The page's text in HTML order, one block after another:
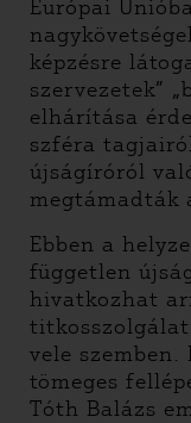
Európai
képzésre
szervezetek”
elhárítása
szféra
újságíróról
megtámadták
Ebben a
független
hivatkozhat
vele
tömeges
Tóth Balázs